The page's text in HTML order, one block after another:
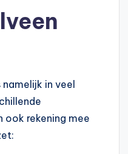
in veel
ook rekening mee